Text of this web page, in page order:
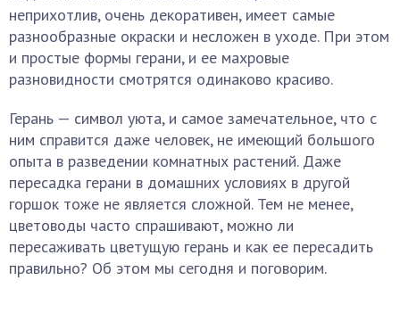
неприхотлив, очень декоративен, имеет самые
разнообразные окраски и несложен в уходе. При этом
и простые формы герани, и ее махровые
разновидности смотрятся одинаково красиво.
Герань — символ уюта, и самое замечательное, что с
ним справится даже человек, не имеющий большого
опыта в разведении комнатных растений. Даже
пересадка герани в домашних условиях в другой
горшок тоже не является сложной. Тем не менее,
цветоводы часто спрашивают, можно ли
пересаживать цветущую герань и как ее пересадить
правильно? Об этом мы сегодня и поговорим.